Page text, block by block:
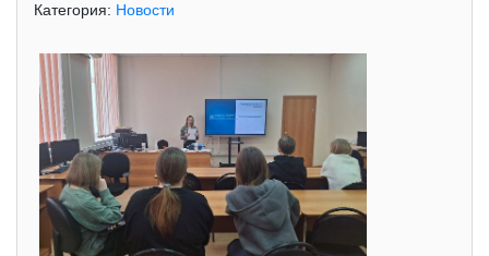
Категория: Новости